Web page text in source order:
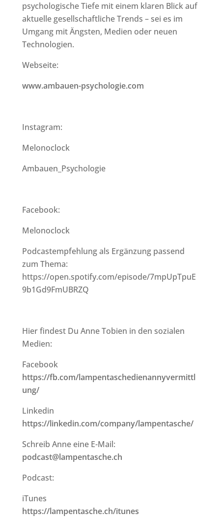
psychologische Tiefe mit einem klaren Blick auf
aktuelle gesellschaftliche Trends – sei es im
Umgang mit Ängsten, Medien oder neuen
Technologien.
Webseite:
www.ambauen-psychologie.com
Instagram:
Melonoclock
Ambauen_Psychologie
Facebook:
Melonoclock
Podcastempfehlung als Ergänzung passend
zum Thema:
https://open.spotify.com/episode/7mpUpTpuE
9b1Gd9FmUBRZQ
Hier findest Du Anne Tobien in den sozialen
Medien:
Facebook
https://fb.com/lampentaschedienannyvermittl
ung/
Linkedin
https://linkedin.com/company/lampentasche/
Schreib Anne eine E-Mail:
podcast@lampentasche.ch
Podcast:
iTunes
https://lampentasche.ch/itunes